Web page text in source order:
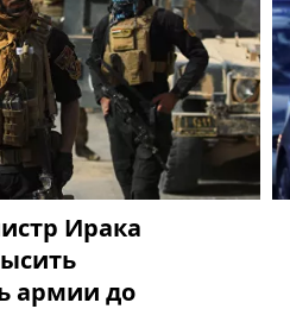
Ирака
армии до